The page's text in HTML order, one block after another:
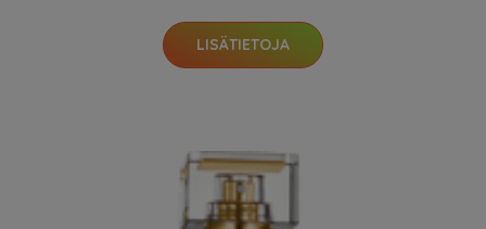
LISÄTIETOJA